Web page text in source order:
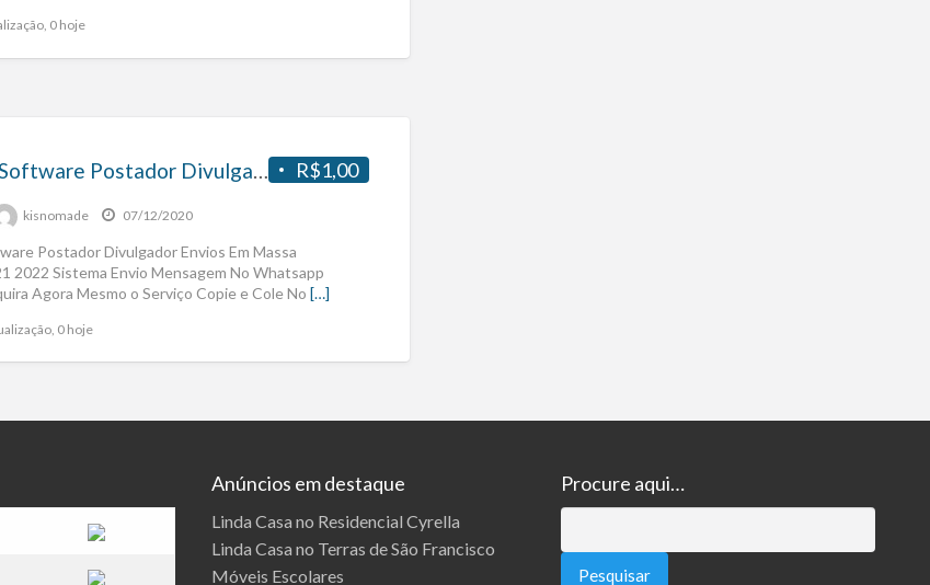
0 hoje
R$1,00
Programa Software Postador Divulgador Envios Em Massa Whatsapp 2021 2022
kisnomade 07/12/2020
Postador Divulgador Envios Em Massa
2022 Sistema Envio Mensagem No Whatsapp
Agora Mesmo o Serviço Copie e Cole No […]
0 hoje
Anúncios em destaque
Linda Casa no Residencial Cyrella
Linda Casa no Terras de São Francisco
Móveis Escolares
Procure aqui…
por: